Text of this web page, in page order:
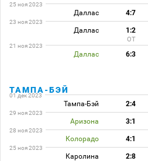
25 ноя 2023
Даллас 4:7
23 ноя 2023
Даллас 1:2
ОТ
21 ноя 2023
Даллас 6:3
ТАМПА-БЭЙ
01 дек 2023
Тампа-Бэй 2:4
29 ноя 2023
Аризона 3:1
28 ноя 2023
Колорадо 4:1
25 ноя 2023
Каролина 2:8